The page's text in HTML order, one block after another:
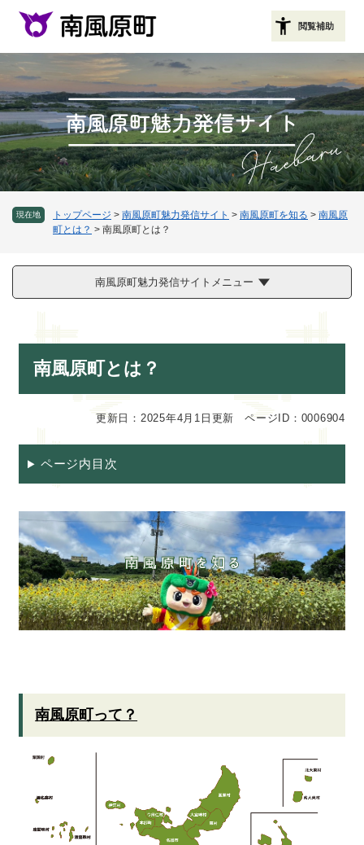
頭
で
す
。
閲覧補助
現在地 トップページ > 南風原町魅力発信サイト > 南風原町を知る > 南風原
町とは？ > 南風原町とは？
南風原町魅力発信サイトメニュー
南風原町とは？
更新日：2025年4月1日更新 ページID：0006904
ページ内目次
南風原町って？